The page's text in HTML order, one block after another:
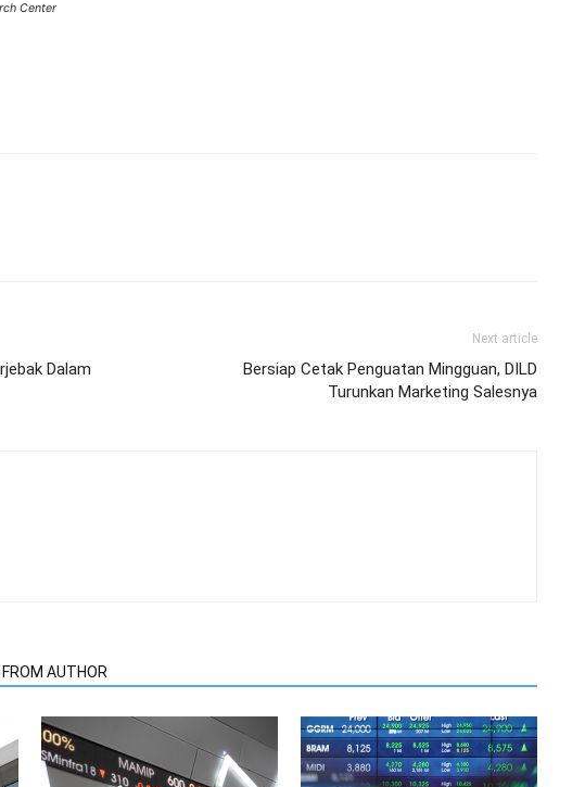
Center
Dalam
Next article
Bersiap Cetak Penguatan Mingguan, DILD
Turunkan Marketing Salesnya
FROM AUTHOR